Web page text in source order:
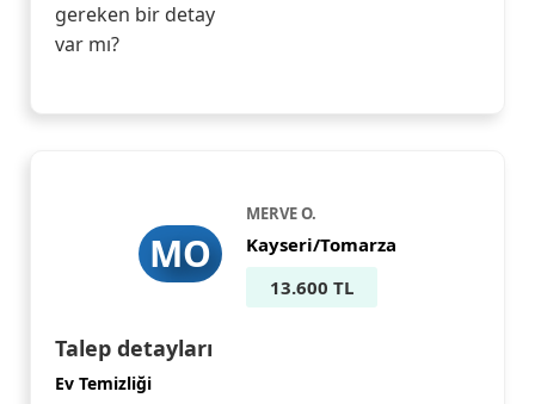
gereken bir detay
var mı?
MO
MERVE O.
Kayseri/Tomarza
13.600 TL
Talep detayları
Ev Temizliği